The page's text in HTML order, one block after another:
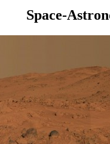
Space-